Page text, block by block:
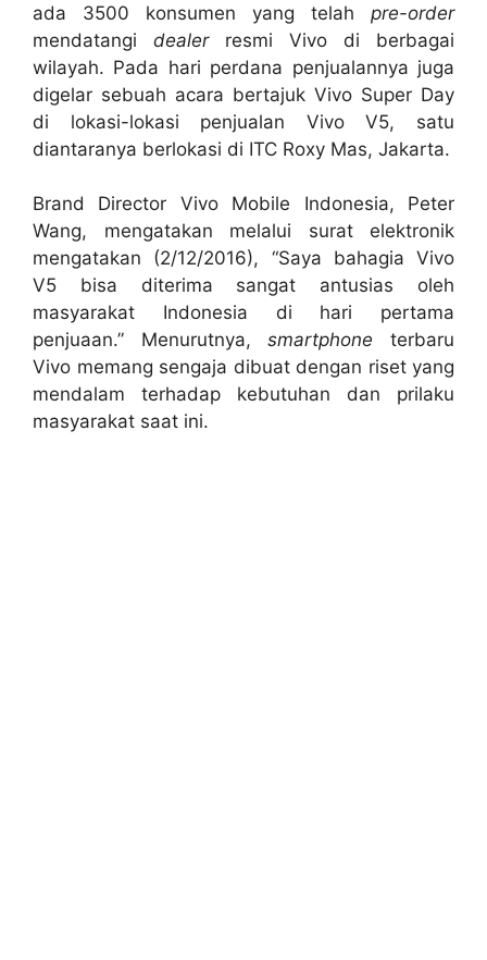
ada 3500 konsumen yang telah pre-order
mendatangi dealerresmi Vivo di berbagai
wilayah. Pada hari perdana penjualannya juga
digelar sebuah acara bertajuk Vivo Super Day
di lokasi-lokasi penjualan Vivo V5, satu
diantaranya berlokasi di ITC Roxy Mas, Jakarta.
Brand Director Vivo Mobile Indonesia, Peter
Wang, mengatakan melalui surat elektronik
mengatakan (2/12/2016), “Saya bahagia Vivo
V5 bisa diterima sangat antusias oleh
masyarakat Indonesia di hari pertama
penjuaan.” Menurutnya,smartphone terbaru
Vivo memang sengaja dibuat dengan riset yang
mendalam terhadap kebutuhan dan prilaku
masyarakat saat ini.